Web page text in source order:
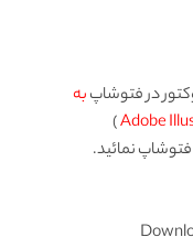
در فتوشاپبه
Adobe
)
نمائید.